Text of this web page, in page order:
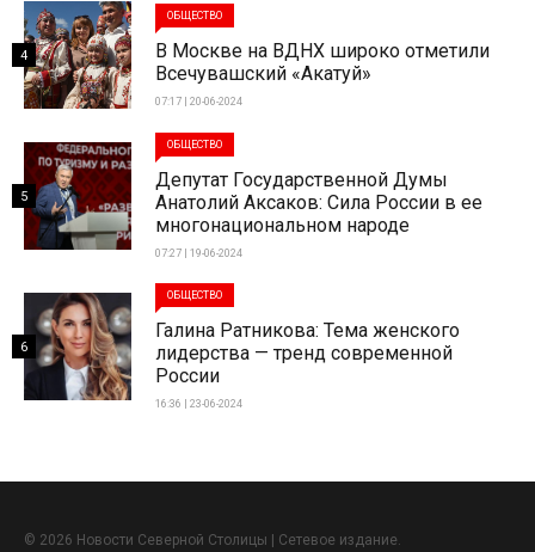
ОБЩЕСТВО
В Москве на ВДНХ широко отметили
Всечувашский «Акатуй»
07:17 | 20-06-2024
4
ОБЩЕСТВО
Депутат Государственной Думы
Анатолий Аксаков: Сила России в ее
многонациональном народе
07:27 | 19-06-2024
5
ОБЩЕСТВО
Галина Ратникова: Тема женского
лидерства — тренд современной
России
16:36 | 23-06-2024
6
© 2026 Новости Северной Столицы | Сетевое издание.